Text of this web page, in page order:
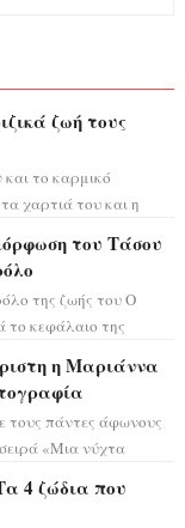
ζωή τους
το καρμικό
χαρτιά του και η
του Τάσου
της ζωής του Ο
το κεφάλαιο της
η Μαριάννα
πάντες άφωνους
«Μια νύχτα
4 ζώδια που